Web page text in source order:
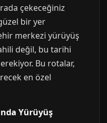
çekeceğiniz
bir yer
merkezi yürüyüş
değil, bu tarihi
Bu rotalar,
en özel
Yürüyüş